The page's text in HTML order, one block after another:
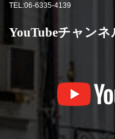
TEL:06-6335-4139
YouTubeチャンネ